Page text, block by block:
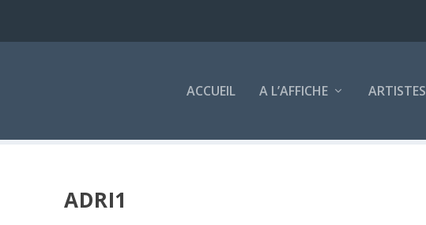
ACCUEIL A L’AFFICHE ARTISTES
ADRI1